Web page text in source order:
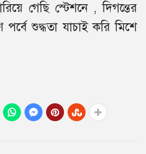
গেছি স্টেশনে , দিগন্তের
পর্বে শুদ্ধতা যাচাই করি মিশে